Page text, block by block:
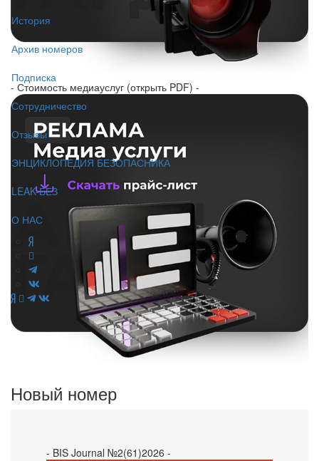
История
Архив номеров
Подписка
Сотрудничество
Отзывы
ЭНЦИКЛОПЕДИЯ БЕЗОПАСНИКА
LEAK-БЕЗ
О НАС
- Стоимость медиауслуг (открыть PDF) -
Новый номер
- BIS Journal №2(61)2026 -